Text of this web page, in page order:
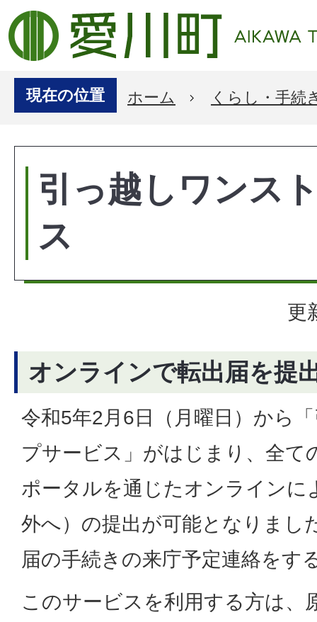
現在の位置 ホーム くらし・手続
引っ越しワンス
ス
更
オンラインで転出届を提
令和5年2月6日（月曜日）から
プサービス」がはじまり、全て
ポータルを通じたオンラインに
外へ）の提出が可能となりまし
届の手続きの来庁予定連絡をす
このサービスを利用する方は、